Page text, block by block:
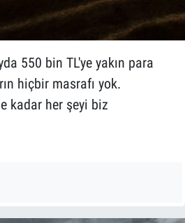
550 bin TL'ye yakın para
hiçbir masrafı yok.
kadar her şeyi biz